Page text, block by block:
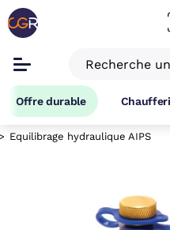
Offre durable
Equilibrage hydraulique AIPS